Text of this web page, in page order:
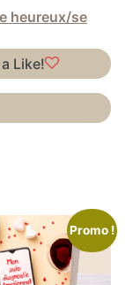
heureux/se
Like!
Promo !